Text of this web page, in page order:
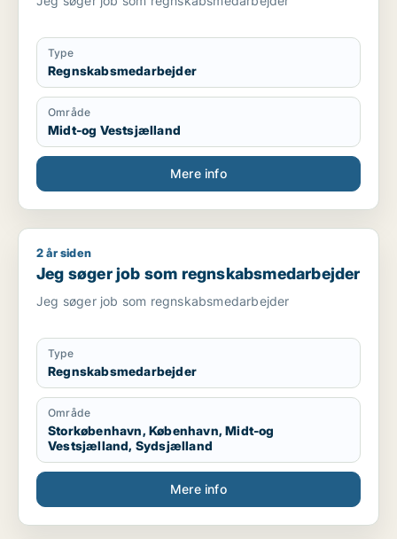
Type
Regnskabsmedarbejder
Område
Midt-og Vestsjælland
Mere info
Jeg søger job som regnskabsmedarbejder
2 år siden
Jeg søger job som regnskabsmedarbejder
Jeg søger job som regnskabsmedarbejder
Type
Regnskabsmedarbejder
Område
Storkøbenhavn, København, Midt-og
Vestsjælland, Sydsjælland
Mere info